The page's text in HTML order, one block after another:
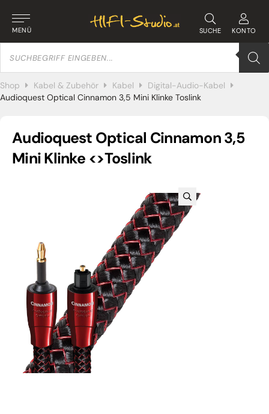
MENÜ SUCHE KONTO
Products
search
Shop Kabel & Zubehör Kabel
Digital-Audio-Kabel
Audioquest Optical Cinnamon 3,5 Mini Klinke Toslink
Audioquest Optical Cinnamon 3,5
Mini Klinke <>Toslink